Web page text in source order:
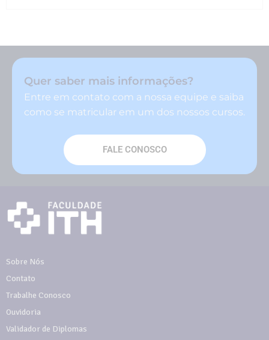
Quer saber mais informações?
Entre em contato com a nossa equipe e saiba
como se matricular em um dos nossos cursos.
FALE CONOSCO
Sobre Nós
Contato
Trabalhe Conosco
Ouvidoria
Validador de Diplomas